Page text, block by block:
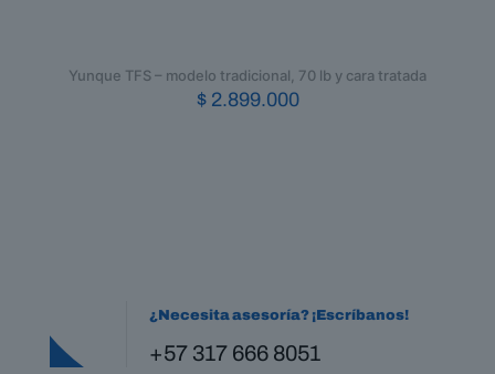
Yunque TFS – modelo tradicional, 70 lb y cara tratada
$2.899.000
¿Necesita asesoría? ¡Escríbanos!
+57 317 666 8051